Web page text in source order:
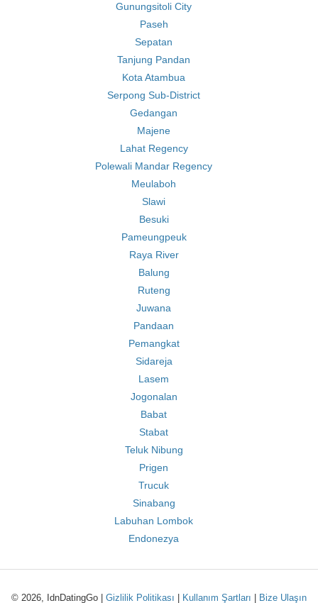
Gunungsitoli City
Paseh
Sepatan
Tanjung Pandan
Kota Atambua
Serpong Sub-District
Gedangan
Majene
Lahat Regency
Polewali Mandar Regency
Meulaboh
Slawi
Besuki
Pameungpeuk
Raya River
Balung
Ruteng
Juwana
Pandaan
Pemangkat
Sidareja
Lasem
Jogonalan
Babat
Stabat
Teluk Nibung
Prigen
Trucuk
Sinabang
Labuhan Lombok
Endonezya
© 2026, IdnDatingGo | Gizlilik Politikası Kullanım Şartları Bize Ulaşın